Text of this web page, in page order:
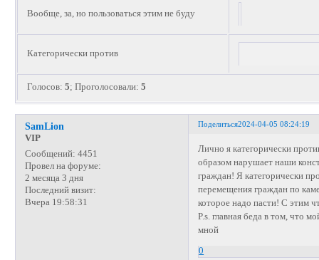
Вообще, за, но пользоваться этим не буду
Категорически против
Голосов: 5; Проголосовали: 5
Поделиться2024-04-05 08:24:19
SamLion
VIP
Сообщений: 4451
Провел на форуме:
2 месяца 3 дня
Последний визит:
Вчера 19:58:31
Лично я категорически
образом нарушает наши
граждан! Я категорически
перемещения граждан по
которое надо пасти! С этим
P.s. главная беда в том, что
мной
0